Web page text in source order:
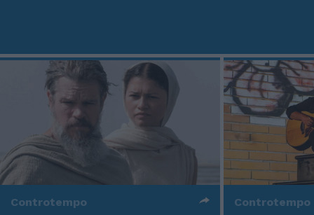
Controtempo Controtempo